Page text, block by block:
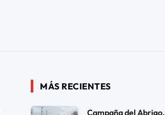
MÁS RECIENTES
Campaña del Abrigo,